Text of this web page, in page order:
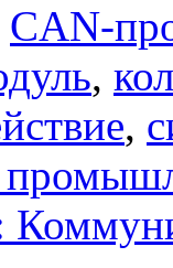
CAN-
,
,